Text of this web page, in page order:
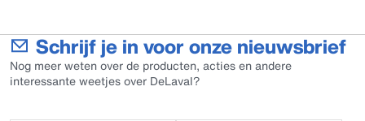
Schrijf je in voor onze nieuwsbrief
Nog meer weten over de producten, acties en andere
interessante weetjes over DeLaval?